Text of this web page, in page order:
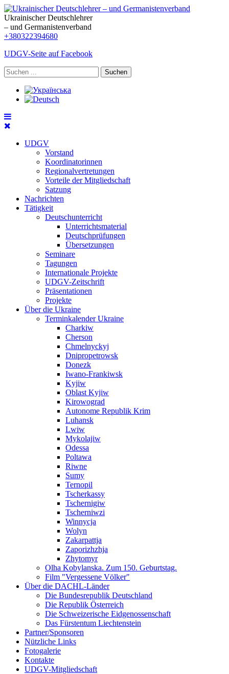
Ukrainischer Deutschlehrer
– und Germanistenverband
+380322394680
UDGV-Seite auf Facebook
Suchen
UDGV
Vorstand
Koordinatorinnen
Regionalvertretungen
Vorteile der Mitgliedschaft
Satzung
Nachrichten
Tätigkeit
Deutschunterricht
Unterrichtsmaterial
Deutschprüfungen
Übersetzungen
Seminare
Tagungen
Internationale Projekte
UDGV-Zeitschrift
Präsentationen
Projekte
Über die Ukraine
Terminkalender Ukraine
Charkiw
Cherson
Chmelnyckyj
Dnipropetrowsk
Donezk
Iwano-Frankiwsk
Kyjiw
Oblast Kyjiw
Kirowograd
Autonome Republik Krim
Luhansk
Lwiw
Mykolajiw
Odessa
Poltawa
Riwne
Sumy
Ternopil
Tscherkassy
Tschernigiw
Tscherniwzi
Winnycja
Wolyn
Zakarpattja
Zaporizhzhja
Zhytomyr
Olha Kobylanska. Zum 150. Geburtstag.
Film "Vergessene Völker"
Über die DACHL-Länder
Die Bundesrepublik Deutschland
Die Republik Österreich
Die Schweizerische Eidgenossenschaft
Das Fürstentum Liechtenstein
Partner/Sponsoren
Nützliche Links
Fotogalerie
Kontakte
UDGV-Mitgliedschaft